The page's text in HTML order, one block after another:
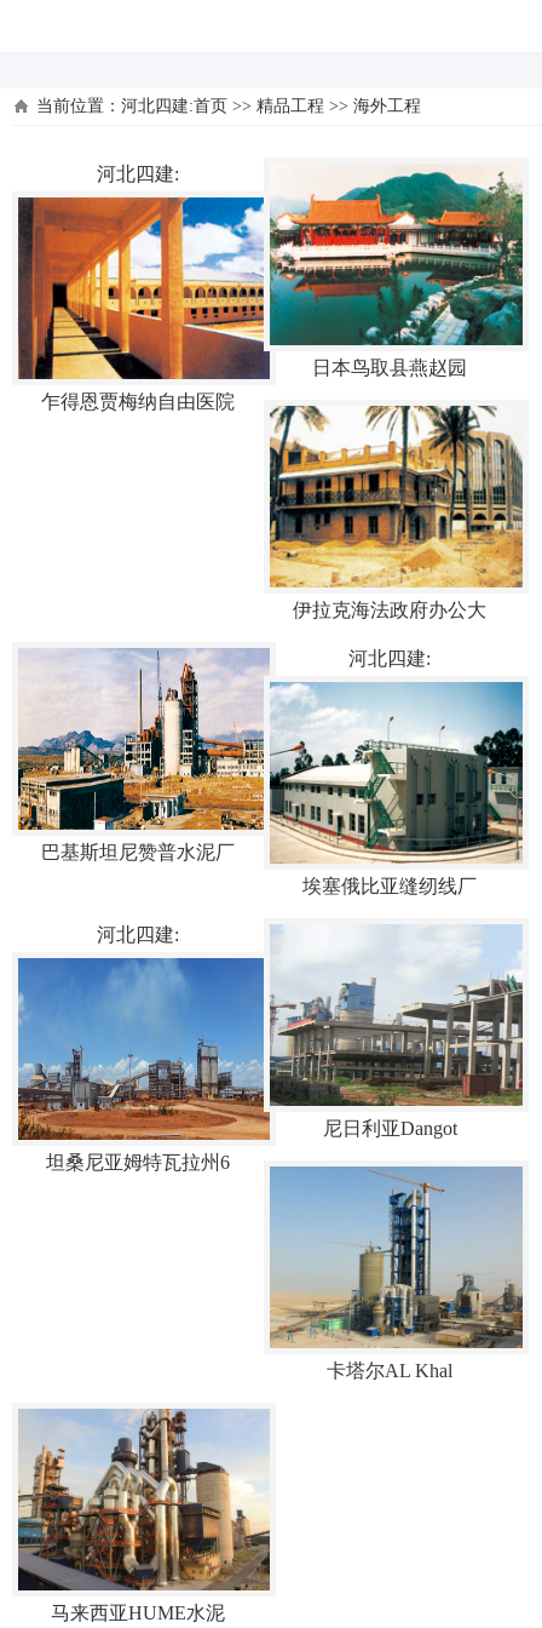
当前位置： 河北四建:首页 >> 精品工程 >> 海外工程
河北四建:
乍得恩贾梅纳自由医院
日本鸟取县燕赵园
伊拉克海法政府办公大
巴基斯坦尼赞普水泥厂
河北四建:
埃塞俄比亚缝纫线厂
河北四建:
坦桑尼亚姆特瓦拉州6
尼日利亚Dangot
卡塔尔AL Khal
马来西亚HUME水泥